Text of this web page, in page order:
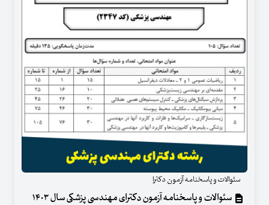
سئوالات و پاسخنامه آزمون دکترا
سئوالات و پاسخنامه آزمون دکترای مهندسی پزشکی سال ۱۴۰۳